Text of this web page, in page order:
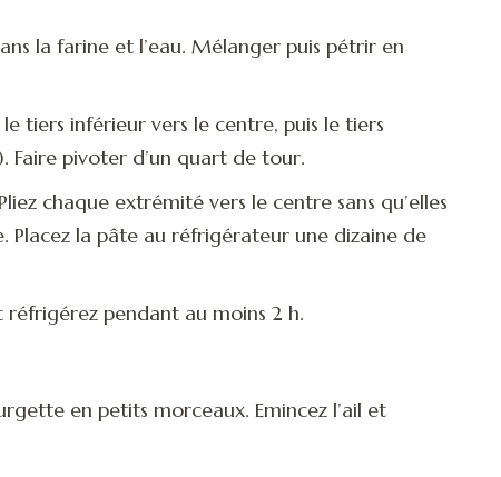
la farine et l’eau. Mélanger puis pétrir en
tiers inférieur vers le centre, puis le tiers
Faire pivoter d’un quart de tour.
chaque extrémité vers le centre sans qu’elles
Placez la pâte au réfrigérateur une dizaine de
pendant au moins 2 h.
en petits morceaux. Emincez l’ail et